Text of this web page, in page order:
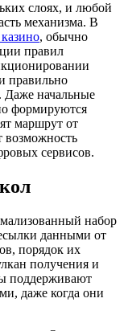
слоях, и любой
механизма. В
, обычно
правил
правильно
Даже начальные
формируются
маршрут от
сервисов.
набор
данными от
порядок их
получения и
поддерживают
даже когда они